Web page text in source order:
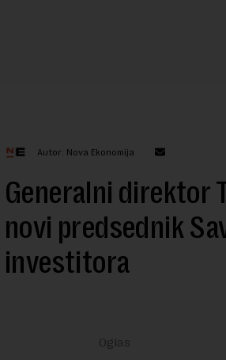
Autor: Nova Ekonomija
Generalni direktor
novi predsednik
investitora